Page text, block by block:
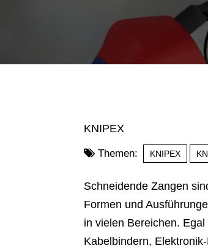
KNIPEX
Themen: KNIPEX
Schneidende Zangen
Formen und
in vielen Bereichen.
Kabelbindern,